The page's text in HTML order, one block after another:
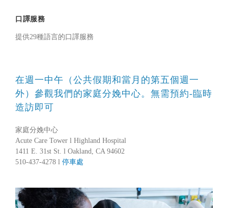
口譯服務
提供29種語言的口譯服務
在週一中午（公共假期和當月的第五個週一
外）參觀我們的家庭分娩中心。無需預約-臨時
造訪即可
家庭分娩中心
Acute Care Tower l Highland Hospital
1411 E. 31st St. l Oakland, CA 94602
510-437-4278 l 停車處